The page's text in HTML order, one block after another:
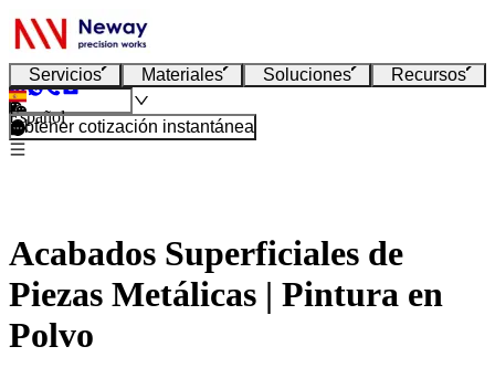
Servicios Materiales Soluciones Recursos
Español
Obtener cotización instantánea
Acabados Superficiales de
Piezas Metálicas | Pintura en
Polvo